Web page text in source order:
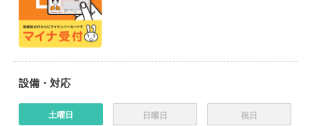
設備・対応
土曜日 日曜日 祝日